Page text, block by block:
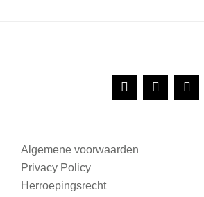
Algemene voorwaarden
Privacy Policy
Herroepingsrecht